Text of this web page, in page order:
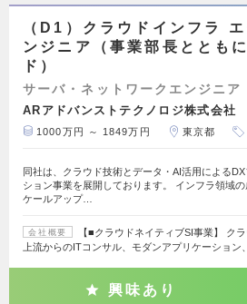
（D1）クラウドインフラ
ンジニア（事業部長ととも
ド）
サーバ・ネットワークエンジニア
ARアドバンストテクノロジ株式会社
1000万円 ～ 1849万円 東京都
同社は、クラウド技術とデータ・AI活用によるDX
ション事業を展開しております。 インフラ領域の
ケールアップ…
会社概要
【■クラウドネイティブSI事業】 ク
上流からのITコンサル、モダンアプリケーション
興味あり